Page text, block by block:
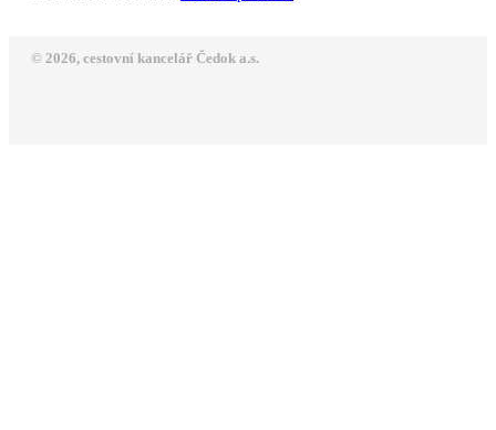
© 2026, cestovní kancelář Čedok a.s.